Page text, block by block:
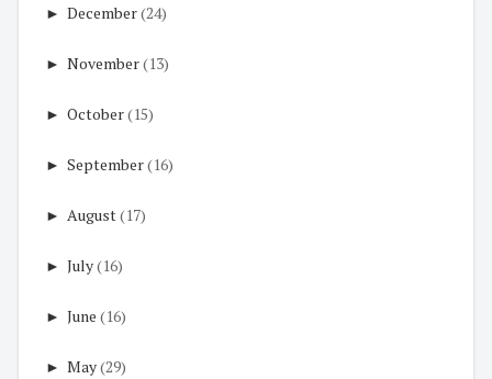
► December(24)
► November(13)
► October(15)
► September(16)
► August(17)
► July(16)
► June (16)
► May(29)